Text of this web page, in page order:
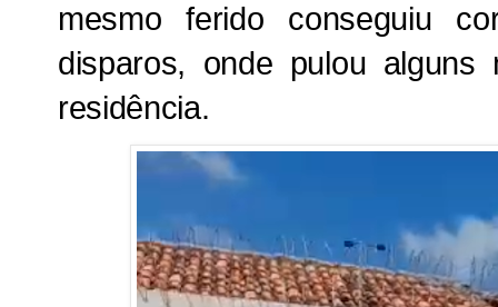
mesmo ferido conseguiu
disparos, onde pulou
residência.